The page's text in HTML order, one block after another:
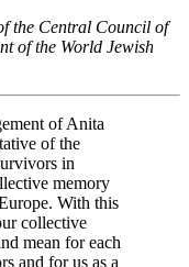
the Central Council of
of the World Jewish
of Anita
of the
in
memory
With this
collective
mean for each
and for us as a